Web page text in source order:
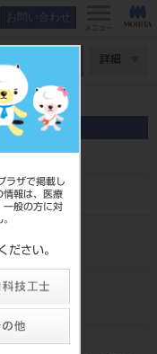
ラザで掲載し
情報は、医療
一般の方に対
ださい。
お問い合わせ
メニュー
詳細
ド
コード